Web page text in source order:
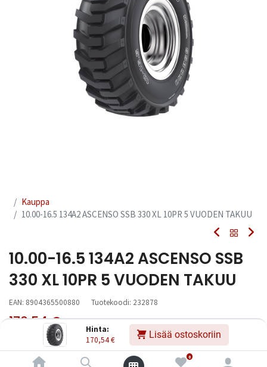
Hinta:
170,54€ Lisää ostoskoriin
0
Kauppa
10.00-16.5 134A2 ASCENSO SSB 330 XL 10PR 5 VUODEN TAKUU
10.00-16.5 134A2 ASCENSO SSB
330 XL 10PR 5 VUODEN TAKUU
EAN: 8904365500880 Tuotekoodi: 232878
170,54€ Sisältää ALV:n/ kpl
Toimittajilla (kotimaa):
Saatavilla